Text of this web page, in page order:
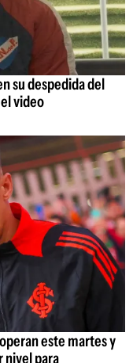
su despedida del
video
este martes y
nivel para